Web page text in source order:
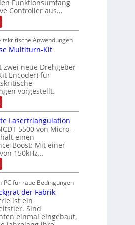
t
t
ä
l
a
k
b
Funktionsumfang
Controller aus…
l
c
h
l
Anwendungen
Multiturn-Kit
zwei neue Drehgeber-
Encoder) für
vorgestellt.
t
i
Lasertriangulation
5500 von Micro-
einen
Boost: Mit einer
150kHz…
PC für raue Bedingungen
der Fabrik
ist ein
Sind
einmal eingebaut,